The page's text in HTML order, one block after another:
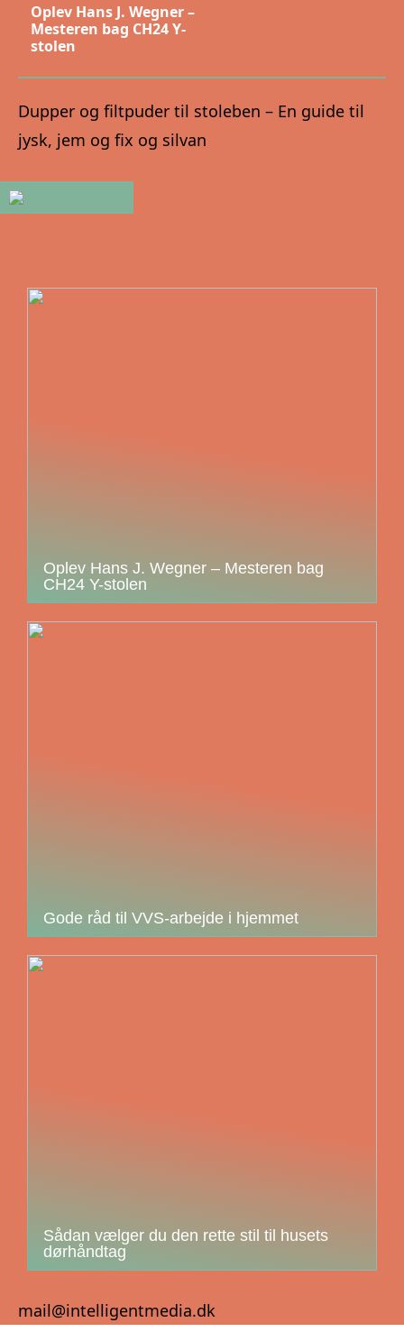
Oplev Hans J. Wegner –
Mesteren bag CH24 Y-
stolen
Dupper og filtpuder til stoleben – En guide til
jysk, jem og fix og silvan
Oplev Hans J. Wegner – Mesteren bag
CH24 Y-stolen
Gode råd til VVS-arbejde i hjemmet
Sådan vælger du den rette stil til husets
dørhåndtag
mail@intelligentmedia.dk